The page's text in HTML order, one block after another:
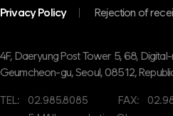
Privacy Policy Rejection of
4F, Daeryung Post Tower 5, 68,
Geumcheon-gu, Seoul, 08512,
TEL: 02.985.8085 FAX: